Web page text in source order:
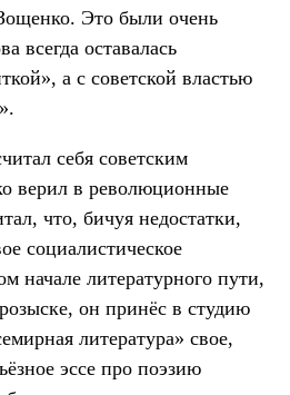
Это были очень
всегда оставалась
а с советской властью
себя советским
верил в революционные
что, бичуя недостатки,
социалистическое
начале литературного пути,
он принёс в студию
литература» свое,
эссе про поэзию